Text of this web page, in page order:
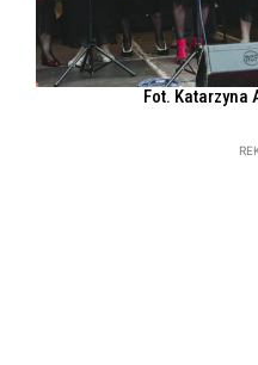
Fot. Katarzyna